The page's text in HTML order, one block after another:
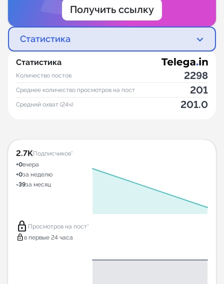
Получить ссылку
Статистика
Статистика
Количество постов 2298
Среднее количество просмотров на пост 201
Средний охват (24ч) 201.0
2.7KПодписчиков*
+0вчера
+0за неделю
-39за месяц
lock Просмотров на пост*
lock в первые 24 часа